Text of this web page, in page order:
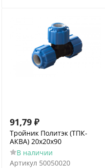
91,79 ₽
Тройник Политэк (ТПК-
АКВА) 20х20х90
В наличии
Артикул 50050020